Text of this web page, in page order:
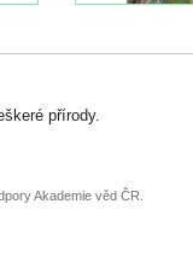
přírody.
Akademie věd ČR.